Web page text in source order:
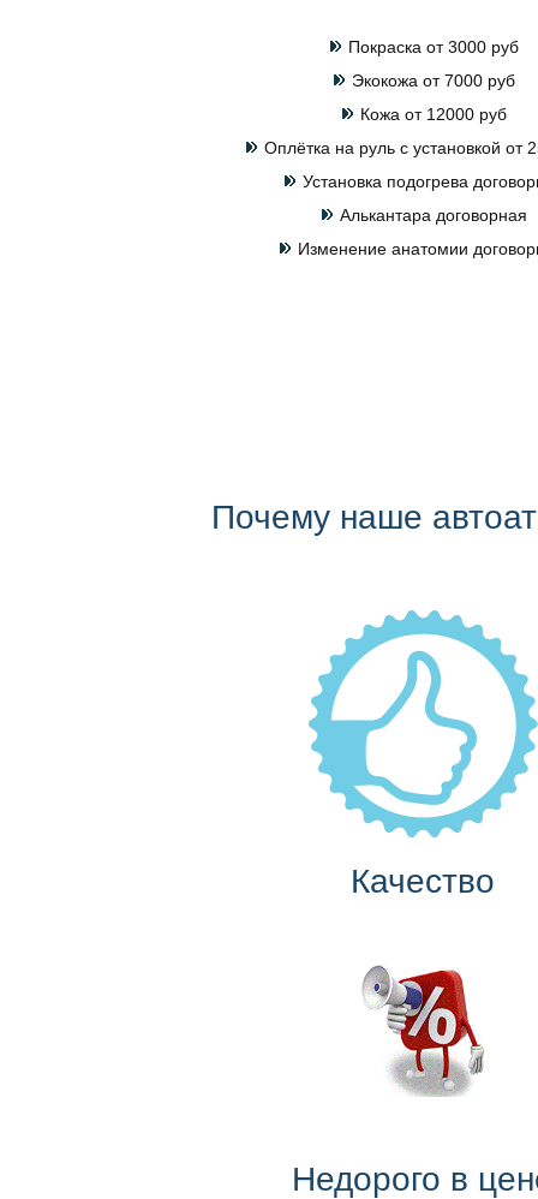
Покраска от 3000 руб
Экокожа от 7000 руб
Кожа от 12000 руб
Оплётка на руль с установкой от
Установка подогрева
Алькантара договорная
Изменение анатомии
Почему наше
Качество
Недорого в